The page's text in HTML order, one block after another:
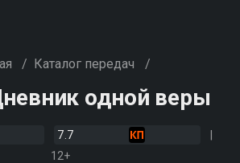
/ Каталог передач /
одной веры
7.7
12+